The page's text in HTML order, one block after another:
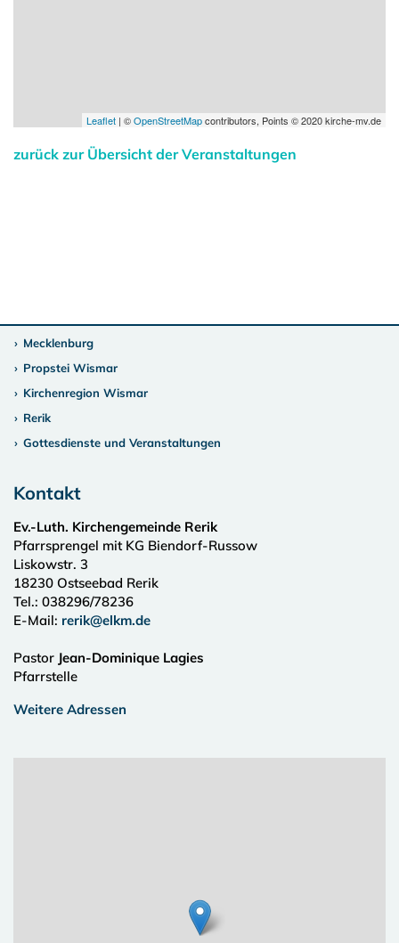
Leaflet | ©OpenStreetMapcontributors, Points © 2020 kirche-mv.de
zurück zur Übersicht der Veranstaltungen
Mecklenburg
Propstei Wismar
Kirchenregion Wismar
Rerik
Gottesdienste und Veranstaltungen
Kontakt
Ev.-Luth. Kirchengemeinde Rerik
Pfarrsprengel mit KG Biendorf-Russow
Liskowstr. 3
18230 Ostseebad Rerik
Tel.: 038296/78236
E-Mail: rerik@elkm.de
Pastor Jean-Dominique Lagies
Pfarrstelle
Weitere Adressen